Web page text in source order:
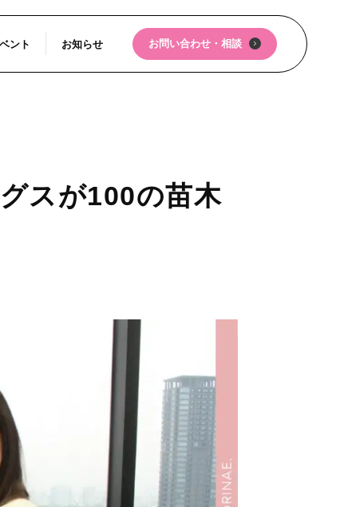
ント お知らせ お問い合わせ・相談
スが100の苗木